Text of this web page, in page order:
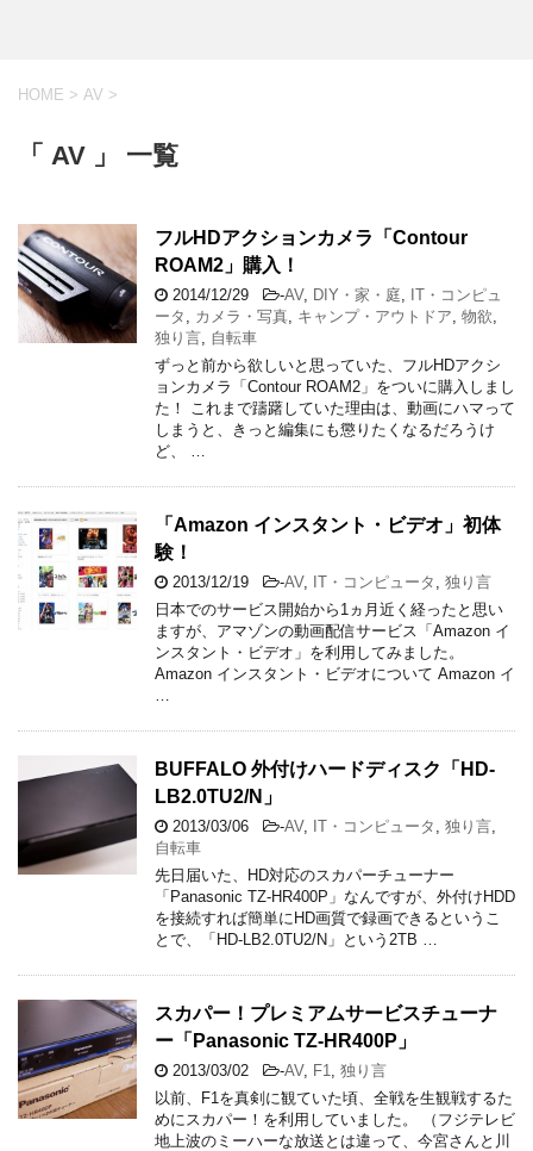
HOME > AV >
「 AV 」 一覧
フルHDアクションカメラ「Contour
ROAM2」購入！
2014/12/29 -AV, DIY・家・庭
IT・コンピュ
ータ
カメラ・写真 キャンプ・アウトドア 物欲
独り言 自転車
ずっと前から欲しいと思っていた、フルHDアクシ
ョンカメラ「Contour ROAM2」をついに購入しまし
た！ これまで躊躇していた理由は、動画にハマって
しまうと、きっと編集にも懲りたくなるだろうけ
ど、 …
「Amazon インスタント・ビデオ」初体
験！
2013/12/19 -AV, IT・コンピュータ
独り言
日本でのサービス開始から1ヵ月近く経ったと思い
ますが、アマゾンの動画配信サービス「Amazon イ
ンスタント・ビデオ」を利用してみました。
Amazon インスタント・ビデオについて Amazon イ
BUFFALO 外付けハードディスク「HD-
LB2.0TU2/N」
2013/03/06 -AV, IT・コンピュータ 独り言
自転車
先日届いた、HD対応のスカパーチューナー
「Panasonic TZ-HR400P」なんですが、外付けHDD
を接続すれば簡単にHD画質で録画できるというこ
とで、「HD-LB2.0TU2/N」という2TB …
スカパー！プレミアムサービスチューナ
ー「Panasonic TZ-HR400P」
2013/03/02 -AV, F1
独り言
以前、F1を真剣に観ていた頃、全戦を生観戦するた
めにスカパー！を利用していました。 （フジテレビ
地上波のミーハーな放送とは違って、今宮さんと川